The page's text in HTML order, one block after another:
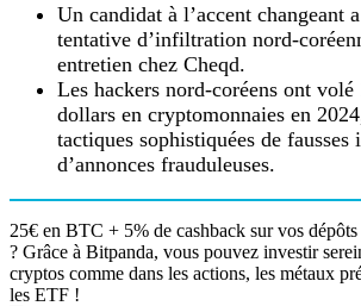
Un candidat à l’accent changeant
tentative d’infiltration nord-
entretien chez Cheqd.
Les hackers nord-coréens ont
dollars en cryptomonnaies en
tactiques sophistiquées de fausses
d’annonces frauduleuses.
25€ en BTC + 5% de cashback sur vos
? Grâce à Bitpanda, vous pouvez investir
cryptos comme dans les actions, les métaux
les ETF !